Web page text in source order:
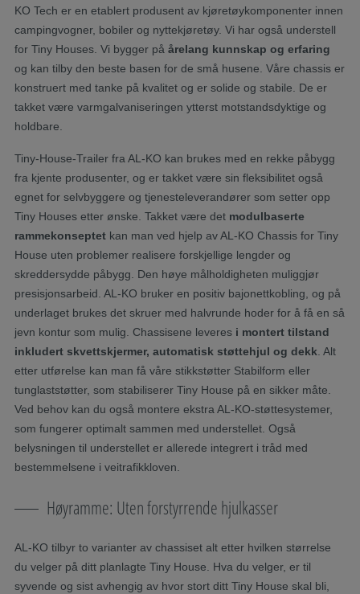
KO Tech er en etablert produsent av kjøretøykomponenter innen
campingvogner, bobiler og nyttekjøretøy. Vi har også understell
for Tiny Houses. Vi bygger på årelang kunnskap og erfaring
og kan tilby den beste basen for de små husene. Våre chassis er
konstruert med tanke på kvalitet og er solide og stabile. De er
takket være varmgalvaniseringen ytterst motstandsdyktige og
holdbare.
Tiny-House-Trailer fra AL-KO kan brukes med en rekke påbygg
fra kjente produsenter, og er takket være sin fleksibilitet også
egnet for selvbyggere og tjenesteleverandører som setter opp
Tiny Houses etter ønske. Takket være det modulbaserte
rammekonseptet kan man ved hjelp av AL-KO Chassis for Tiny
House uten problemer realisere forskjellige lengder og
skreddersydde påbygg. Den høye målholdigheten muliggjør
presisjonsarbeid. AL-KO bruker en positiv bajonettkobling, og på
underlaget brukes det skruer med halvrunde hoder for å få en så
jevn kontur som mulig. Chassisene leveres i montert tilstand
inkludert skvettskjermer, automatisk støttehjul og dekk . Alt
etter utførelse kan man få våre stikkstøtter Stabilform eller
tunglaststøtter, som stabiliserer Tiny House på en sikker måte.
Ved behov kan du også montere ekstra AL-KO-støttesystemer,
som fungerer optimalt sammen med understellet. Også
belysningen til understellet er allerede integrert i tråd med
bestemmelsene i veitrafikkloven.
Høyramme: Uten forstyrrende hjulkasser
AL-KO tilbyr to varianter av chassiset alt etter hvilken størrelse
du velger på ditt planlagte Tiny House. Hva du velger, er til
syvende og sist avhengig av hvor stort ditt Tiny House skal bli,